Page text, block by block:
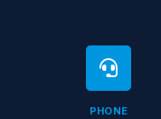
PHONE